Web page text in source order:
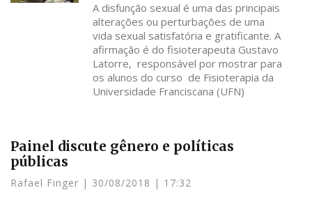
A disfunção sexual é uma das principais
alterações ou perturbações de uma
vida sexual satisfatória e gratificante. A
afirmação é do fisioterapeuta Gustavo
Latorre, responsável por mostrar para
os alunos do curso de Fisioterapia da
Universidade Franciscana (UFN)
Painel discute gênero e políticas
públicas
Rafael Finger 30/08/2018 17:32